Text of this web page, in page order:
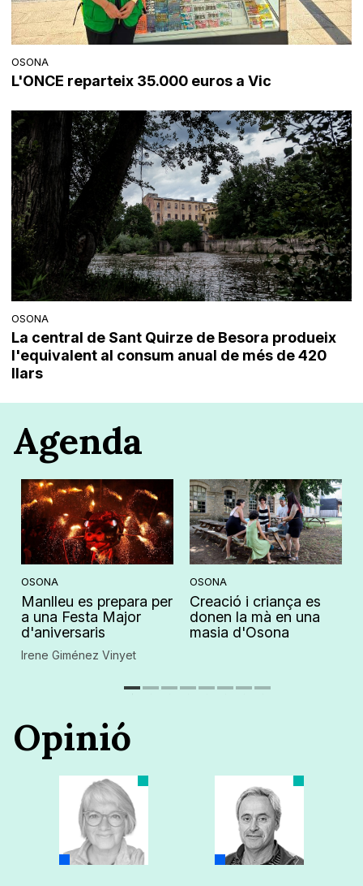
OSONA
L'ONCE reparteix 35.000 euros a Vic
OSONA
La central de Sant Quirze de Besora produeix
l'equivalent al consum anual de més de 420
llars
Agenda
OSONA
Manlleu es prepara per
a una Festa Major
d'aniversaris
Irene Giménez Vinyet
OSONA
Creació i criança es
donen la mà en una
masia d'Osona
Opinió